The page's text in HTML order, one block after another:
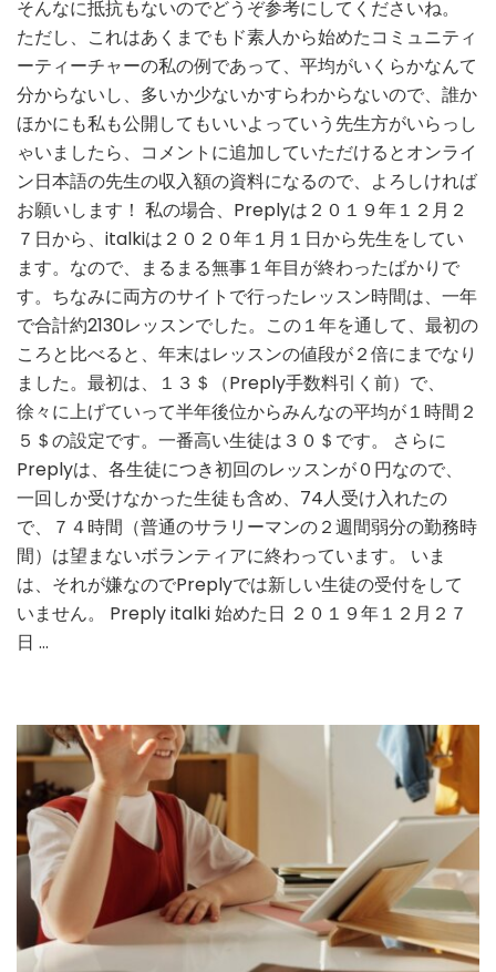
の
１
年
目
の
給
料
そんなに抵抗もないのでどうぞ参考にしてくださいね。
ただし、これはあくまでもド素人から始めたコミュニティ
ーティーチャーの私の例であって、平均がいくらかなんて
分からないし、多いか少ないかすらわからないので、誰か
ほかにも私も公開してもいいよっていう先生方がいらっし
ゃいましたら、コメントに追加していただけるとオンライ
ン日本語の先生の収入額の資料になるので、よろしければ
お願いします！ 私の場合、Preplyは２０１９年１２月２
７日から、italkiは２０２０年１月１日から先生をしてい
ます。なので、まるまる無事１年目が終わったばかりで
す。ちなみに両方のサイトで行ったレッスン時間は、一年
で合計約2130レッスンでした。この１年を通して、最初の
ころと比べると、年末はレッスンの値段が２倍にまでなり
ました。最初は、１３＄（Preply手数料引く前）で、
徐々に上げていって半年後位からみんなの平均が１時間２
５＄の設定です。一番高い生徒は３０＄です。 さらに
Preplyは、各生徒につき初回のレッスンが０円なので、
一回しか受けなかった生徒も含め、74人受け入れたの
で、７４時間（普通のサラリーマンの２週間弱分の勤務時
間）は望まないボランティアに終わっています。 いま
は、それが嫌なのでPreplyでは新しい生徒の受付をして
いません。 Preply italki 始めた日 ２０１９年１２月２７
日 …